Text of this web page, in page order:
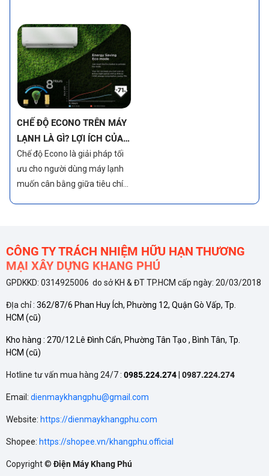
mát lạnh và tiết kiệm điện
năng. Một trong những tính
năng nổi bật giúp đạt được
điều đó chính là chế độ Econo.
CHẾ ĐỘ MODE TRÊN MÁY
LẠNH LÀ GÌ? CÁCH SỬ
DỤNG CHẾ ĐỘ HIỆU QUẢ
Chế độ MODE trên máy lạnh
giúp người dùng tối ưu hóa
bỉ
TÍNH NĂNG TỰ ĐỘNG LÀM
SẠCH CỦA CÁC THƯƠNG
HIỆU MÁY LẠNH
Tính năng tự động làm sạch
được nhiều hãng đưa vào
nhằm duy trì hiệu quả và kéo
CÔNG TY TRÁCH NHIỆM HỮU HẠN THƯƠNG
MẠI XÂY DỰNG KHANG PHÚ
GPDKKD: 0314925006 do sở KH & ĐT TP.HCM cấp ngày: 20/03/2018
ĐỊa chỉ : 362/87/6 Phan Huy Ích, Phường 12, Quận Gò Vấp, Tp.
HCM (cũ)
Kho hàng : 270/12 Lê Đình Cẩn, Phường Tân Tạo , Bình Tân, Tp.
HCM (cũ)
Hotline tư vấn mua hàng 24/7 : 0985.224.274 0987.224.274
Email: dienmaykhangphu@gmail.com
Website: https://dienmaykhangphu.com
Shopee: https://shopee.vn/khangphu.official
Copyright ©Điện Máy Khang Phú